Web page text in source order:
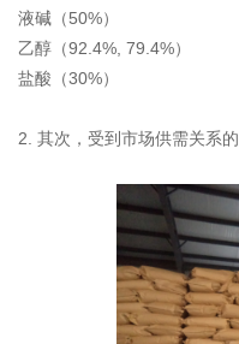
液碱（50%）
乙醇（92.4%, 79.4%）
盐酸（30%）
2. 其次，受到市场供需关系的